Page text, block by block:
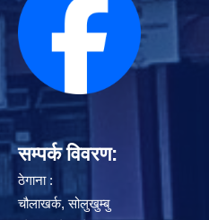
सम्पर्क विवरण:
ठेगाना :
चौलाखर्क, सोलुखुम्बु